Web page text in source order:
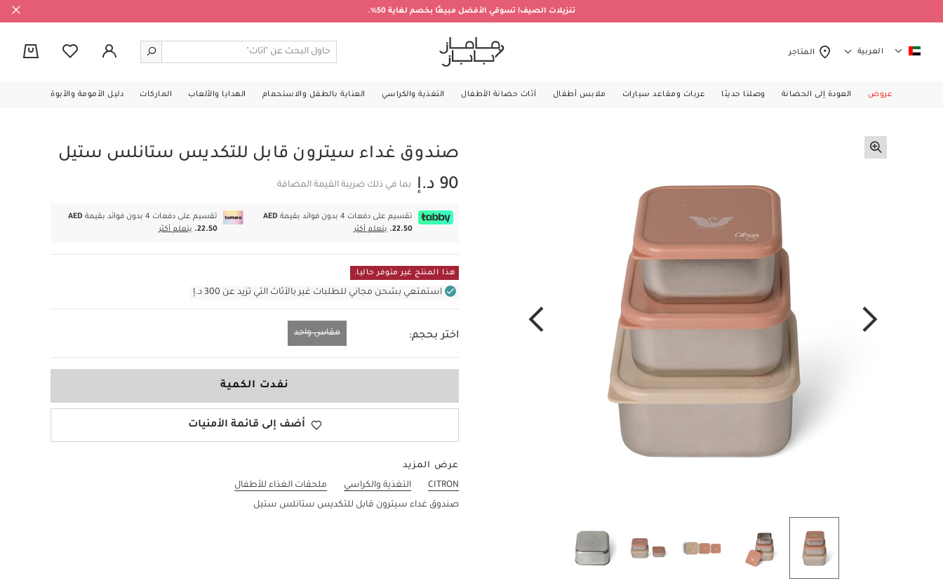
تنزيلات الصيف! تسوقي الأفضل مبيعًا بخصم لغاية 50%.
العربية المتاجر
عروض العودة إلى الحضانة وصلنا حديثا عربات ومقاعد سيارات ملابس أطفال أثاث حضانة الأطفال التغذية والكراسي العناية بالطفل والاستحمام الهدايا والألعاب الماركات دليل الأمومة والأبوة
صندوق غداء سيترون قابل للتكديس ستانلس ستيل
90 د.إ
بما في ذلك ضريبة القيمة المضافة
تقسيم على دفعات 4 بدون فوائد بقيمة
AED
22.50.
يتعلم أكثر
تقسيم على دفعات 4 بدون فوائد بقيمة
AED
22.50.
يتعلم أكثر
هذا المنتج غير متوفر حاليا.
استمتعي بشحن مجاني للطلبات غير بالأثاث التي تزيد عن 300 د.إ
اختر بحجم: مقاس واحد
نفدت الكمية
أضف إلى قائمة الأمنيات
عرض المزيد
CITRON
التغذية والكراسي
ملحقات الغذاء للأطفال
صندوق غداء سيترون قابل للتكديس ستانلس ستيل